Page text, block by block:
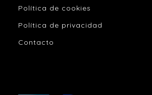
Política de cookies
Política de privacidad
Contacto